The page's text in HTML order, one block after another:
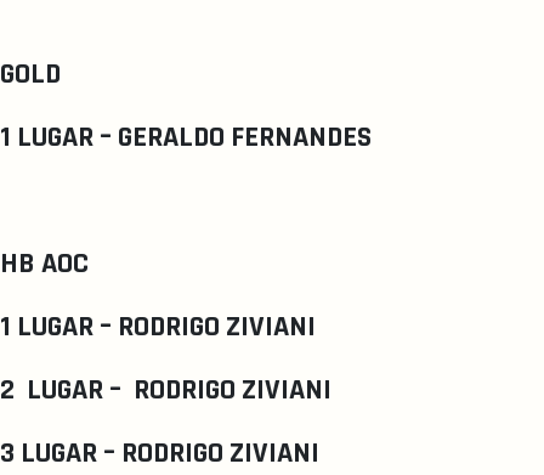
GOLD
1 LUGAR – GERALDO FERNANDES
HB AOC
1 LUGAR – RODRIGO ZIVIANI
2 LUGAR – RODRIGO ZIVIANI
3 LUGAR – RODRIGO ZIVIANI